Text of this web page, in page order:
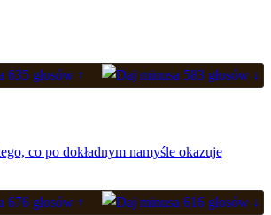
635 głosów ↑ 583 głosów ↓
co po dokładnym namyśle okazuje
676 głosów ↑ 616 głosów ↓